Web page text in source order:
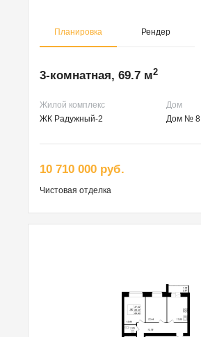
Планировка Рендер
3-комнатная, 69.7 м2
Жилой комплекс Дом
ЖК Радужный-2
Дом № 8
10 710 000 руб.
Чистовая отделка